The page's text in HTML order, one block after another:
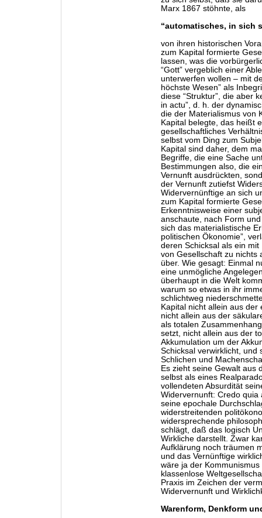
Marx 1867 stöhnte, als
“automatisches, in sich
von ihren historischen
zum Kapital formierte
lassen, was die
“Gott” vergeblich einer
unterwerfen wollen – mit
höchste Wesen” als
diese “Struktur”, die aber
in actu”, d. h. der
die der Materialismus von
Kapital belegte, das heißt
gesellschaftliches
selbst vom Ding zum
Kapital sind daher, dem
Begriffe, die eine Sache
Bestimmungen also, die
Vernunft ausdrückten,
der Vernunft zutiefst
Widervernünftige an sich
zum Kapital formierte
Erkenntnisweise einer
anschaute, nach Form
sich das materialistische
politischen Ökonomie”,
deren Schicksal als ein
von Gesellschaft zu nichts
über. Wie gesagt: Einmal
eine unmögliche
überhaupt in die Welt
warum so etwas in ihr
schlichtweg
Kapital nicht allein aus
nicht allein aus der
als totalen
setzt, nicht allein aus der
Akkumulation um der
Schicksal verwirklicht, und
Schlichen und
Es zieht seine Gewalt aus
selbst als eines
vollendeten Absurdität
Widervernunft: Credo quia
seine epochale
widerstreitenden
widersprechende
schlägt, daß das logisch
Wirkliche darstellt. Zwar
Aufklärung noch träumen
und das Vernünftige
wäre ja der
klassenlose
Praxis im Zeichen der
Widervernunft und
Warenform, Denkform